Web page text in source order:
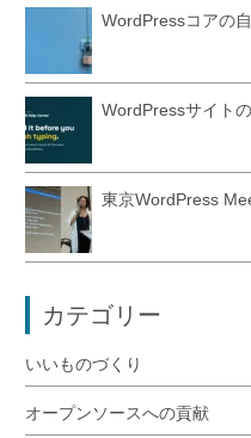
WordPressコアの
WordPressサイト
東京WordPress
カテゴリー
いいものづくり
オープンソースへの貢献